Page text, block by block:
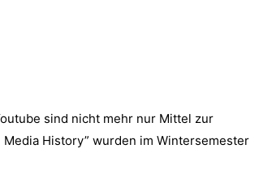
sind nicht mehr nur Mittel zur
History” wurden im Wintersemester